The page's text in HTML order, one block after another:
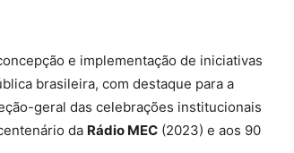
e implementação de iniciativas
brasileira, com destaque para a
geral das celebrações institucionais
da Rádio MEC (2023) e aos 90